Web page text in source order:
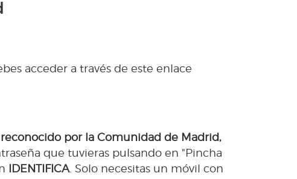
acceder a través de este enlace
por la Comunidad de Madrid,
que tuvieras pulsando en "Pincha
IDENTIFICA. Solo necesitas un móvil con